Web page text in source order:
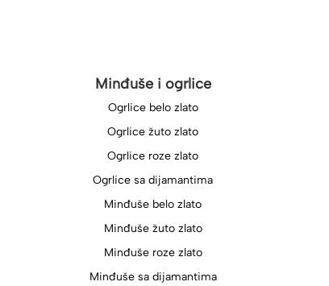
Minđuše i ogrlice
Ogrlice belo zlato
Ogrlice žuto zlato
Ogrlice roze zlato
Ogrlice sa dijamantima
Minđuše belo zlato
Minđuše žuto zlato
Minđuše roze zlato
Minđuše sa dijamantima